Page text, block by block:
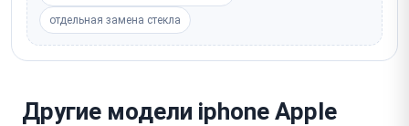
отдельная замена стекла
Другие модели iphone Apple